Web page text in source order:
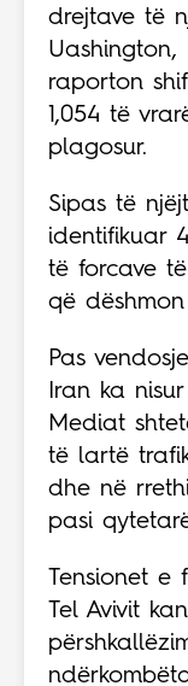
drejtave të
Uashington,
raporton
1,054 të
plagosur.
Sipas të
identifikuar
të forcave
që
Pas
Iran ka
Mediat
të lartë
dhe në
pasi
Tensionet e
Tel Avivit